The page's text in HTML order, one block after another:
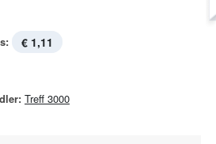
€ 1,11
Treff 3000